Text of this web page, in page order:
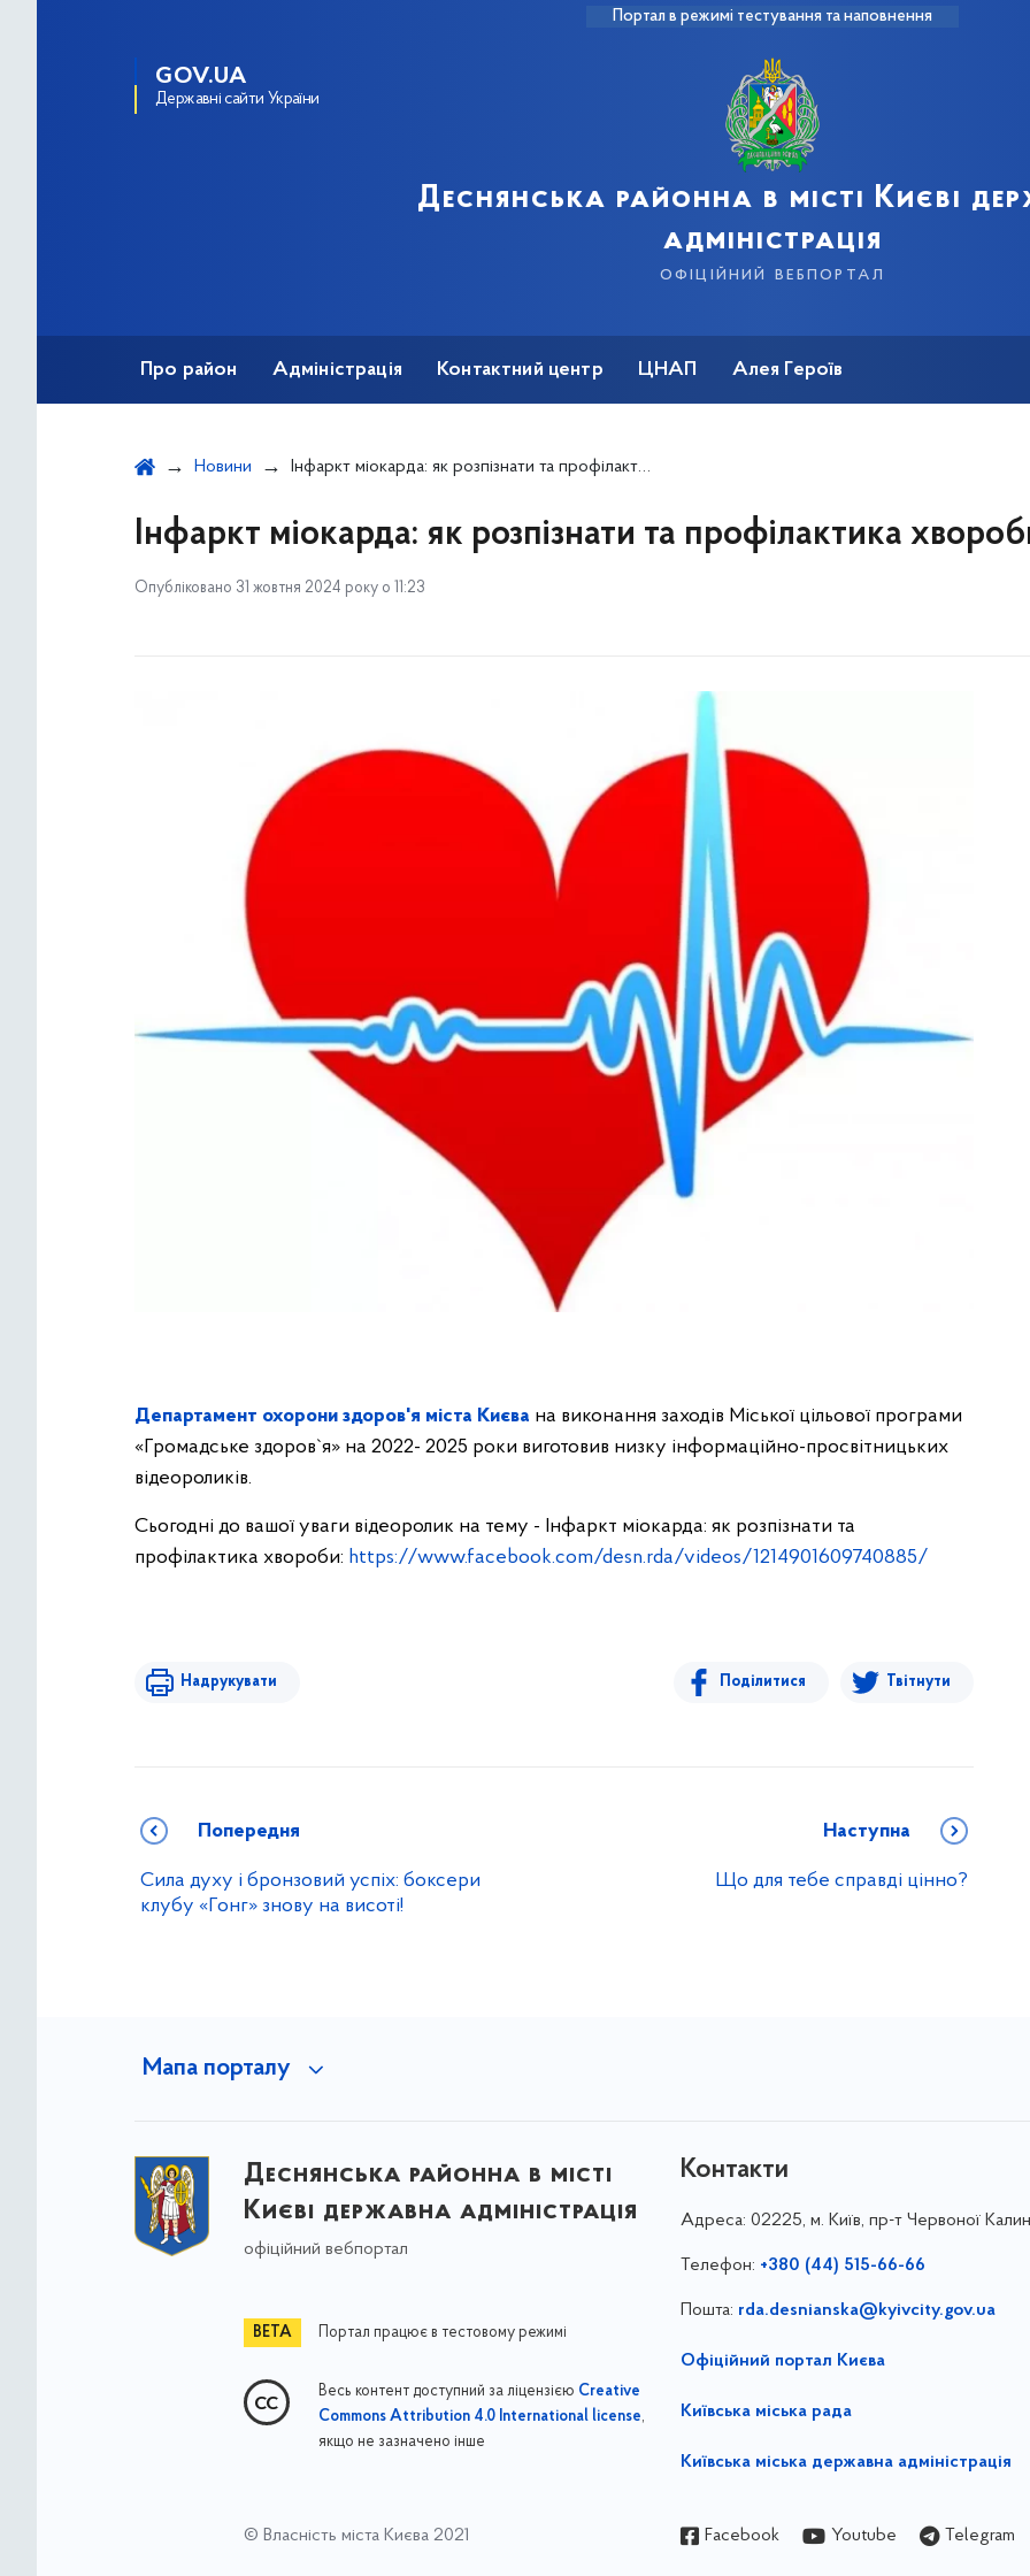
Портал в режимі тестування та наповнення
GOV.UA
Державні сайти України
Деснянська районна в місті Києві
адміністрація
офіційний вебпортал
Про район Адміністрація Контактний центр ЦНАП Алея Героїв
Новини Інфаркт міокарда: як розпізнати та профілактика хвороби
Інфаркт міокарда: як розпізнати та профілактика
Опубліковано 31 жовтня 2024 року о 11:23
Департамент охорони здоров'я міста Києва на виконання заходів Міської цільової програми
«Громадське здоров`я» на 2022- 2025 роки виготовив низку інформаційно-просвітницьких
відеороликів.
Сьогодні до вашої уваги відеоролик на тему - Інфаркт міокарда: як розпізнати та
профілактика хвороби: https://www.facebook.com/desn.rda/videos/1214901609740885/
Надрукувати Поділитися Твітнути
Попередня
Сила духу і бронзовий успіх: боксери
клубу «Гонг» знову на висоті!
Наступна
Що для тебе справді цінно?
Мапа порталу
Деснянська районна в місті
Києві державна адміністрація
офіційний вебпортал
Портал працює в тестовому режимі
Весь контент доступний за ліцензією Creative
Commons Attribution 4.0 International license,
якщо не зазначено інше
Контакти
Адреса: 02225, м. Київ, пр-т Червоної
Телефон: +380 (44) 515-66-66
Пошта: rda.desnianska@kyivcity.gov.ua
Офіційний портал Києва
Київська міська рада
Київська міська державна адміністрація
© Власність міста Києва 2021 Facebook Youtube Telegram